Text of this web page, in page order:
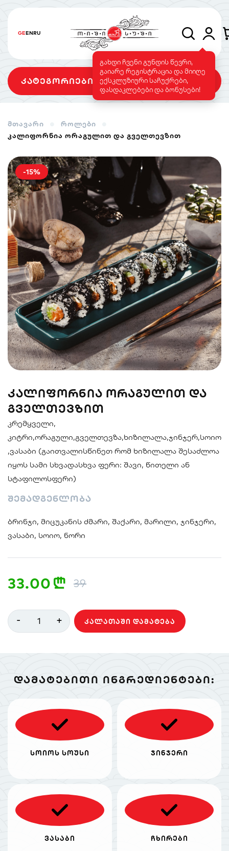
GEENRU
გახდი ჩვენი გუნდის წევრი,
გაიარე რეგისტრაცია და მიიღე
ექსკლუზიური საჩუქრები,
ფასდაკლებები და ბონუსები!
კატეგორიები
სუშის ტორტი საფირმო
ვეგეტარიანული
მენიუ
სენდვიჩი ნიგირები მაკები
პოკე & ბურიტო
სუპები და
სალათები
სასმელები
მთავარი
როლები
კალიფორნია ორაგულით და გველთევზით
-15%
ᲙᲐᲚᲘᲤᲝᲠᲜᲘᲐ ᲝᲠᲐᲒᲣᲚᲘᲗ ᲓᲐ
ᲒᲕᲔᲚᲗᲔᲕᲖᲘᲗ
კრემყველი,
კიტრი,ორაგული,გველთევზა,ხიზილალა,ჯინჯერ,სოიო
,ვასაბი (გაითვალისწინეთ რომ ხიზილალა შესაძლოა
იყოს სამი სხვადასხვა ფერი: შავი, წითელი ან
სტაფილოსფერი)
შემადგენლობა
ბრინჯი, მიცუკანის ძმარი, შაქარი, მარილი, ჯინჯერი,
ვასაბი, სოიო, ნორი
33.00 n 39
- 1 + ᲙᲐᲚᲐᲗᲐᲨᲘ ᲓᲐᲛᲐᲢᲔᲑᲐ
ᲓᲐᲛᲐᲢᲔᲑᲘᲗᲘ ᲘᲜᲒᲠᲔᲓᲘᲔᲜᲢᲔᲑᲘ:
სოიოს სოუსი ჯინჯერი
ვასაბი ჩხირები